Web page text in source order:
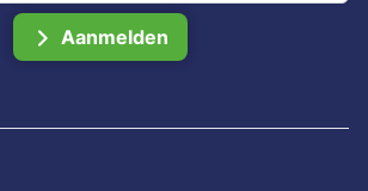
Aanmelden